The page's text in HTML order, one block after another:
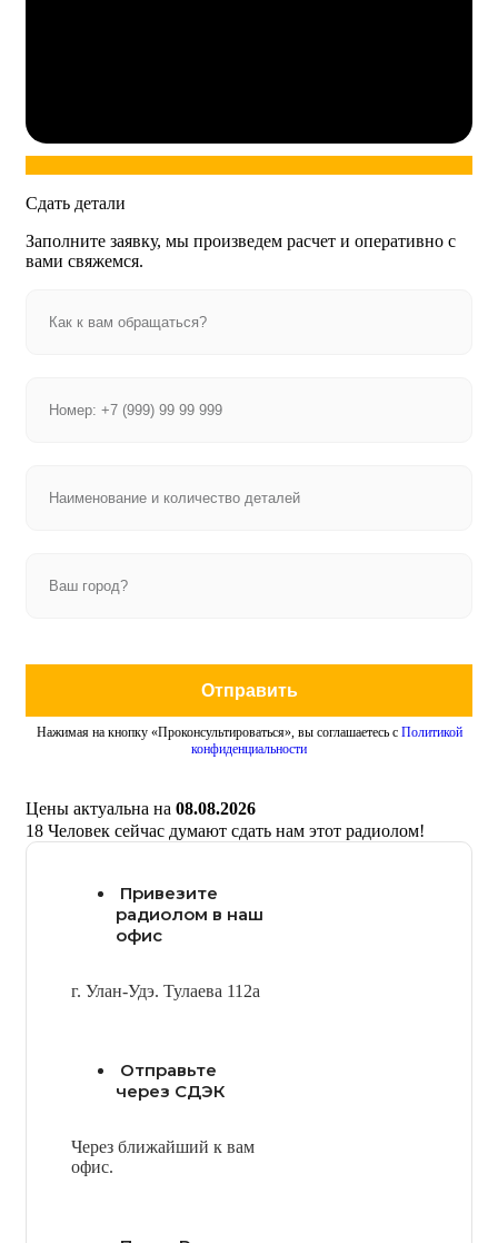
Сдать детали
Заполните заявку, мы произведем расчет и оперативно с
вами свяжемся.
Отправить
Нажимая на кнопку «Проконсультироваться», вы соглашаетесь с Политикой
конфиденциальности
Цены актуальна на 08.08.2026
18 Человек сейчас думают сдать нам этот радиолом!
Привезите
радиолом в наш
офис
г. Улан-Удэ. Тулаева 112а
Отправьте
через СДЭК
Через ближайший к вам
офис.